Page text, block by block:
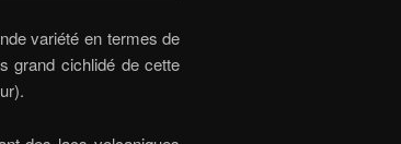
variété en termes de
grand cichlidé de cette